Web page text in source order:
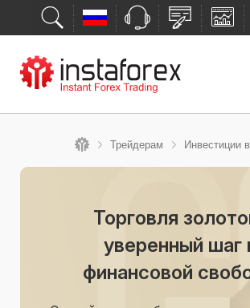
Трейдерам Инвестиции
Торговля
уверенный шаг
финансовой